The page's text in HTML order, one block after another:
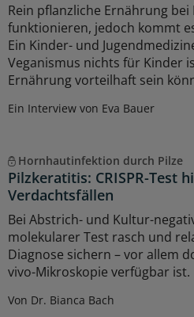
Rein pflanzliche Ernährung
funktionieren, jedoch kommt
Ein Kinder- und
Veganismus nichts für Kinder
Ernährung vorteilhaft sein
Ein Interview von Eva Bauer
Hornhautinfektion durch Pilze
Pilzkeratitis: CRISPR-Test
Verdachtsfällen
Bei Abstrich- und Kultur-
molekularer Test rasch und
Diagnose sichern – vor allem
vivo-Mikroskopie verfügbar ist.
Von Dr. Bianca Bach